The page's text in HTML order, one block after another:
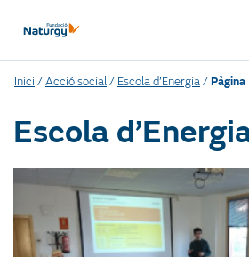
Inici /Acció social/ Escola d’Energia/Pàgina
Escola